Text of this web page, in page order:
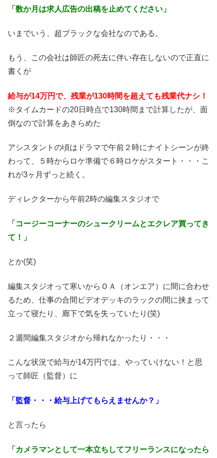
「数か月は求人広告の出稿を止めてください」
いまでいう、超ブラックな会社なのである。
もう、この会社は師匠の死去に伴い存在しないので正直に
書くが
給与が14万円で、残業が130時間を超えても残業代ナシ！
※タイムカードの20日時点で130時間まで計算したが、面
倒なので計算をあきらめた
アシスタントの頃はドラマで午前２時にナイトシーンが終
わって、５時からロケ準備で６時ロケがスタート・・・こ
れが3ヶ月ずっと続く。
ディレクターから午前2時の編集スタジオで
「コージーコーナーのシュークリームとエクレア買ってき
て！」
とか(笑)
編集スタジオって寒いからＯＡ（オンエア）に間に合わせ
るため、仕事の合間ビデオデッキのラックの間に挟まって
立って寝たり、廊下で気を失っていたり(笑)
２週間編集スタジオから帰れなかったり・・・
こんな状況で給与が14万円では、やっていけない！と思
って師匠（監督）に
「監督・・・給与上げてもらえませんか？」
と言ったら
「カメラマンとして一本立ちしてフリーランスになったら